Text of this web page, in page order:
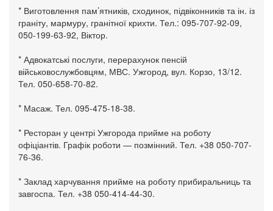
* Виготовлення пам’ятників, сходинок, підвіконників та ін. із
граніту, мармуру, гранітної крихти. Тел.: 095-707-92-09,
050-199-63-92, Віктор.
* Адвокатські послуги, перерахунок пенсій
військовослужбовцям, МВС. Ужгород, вул. Корзо, 13/12.
Тел. 050-658-70-82.
* Масаж. Тел. 095-475-18-38.
* Ресторан у центрі Ужгорода прийме на роботу
офіціантів. Графік роботи — позмінний. Тел. +38 050-707-
76-36.
* Заклад харчування прийме на роботу прибиральниць та
завгоспа. Тел. +38 050-414-44-30.